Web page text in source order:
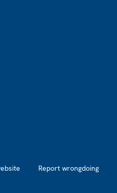
Report wrongdoing